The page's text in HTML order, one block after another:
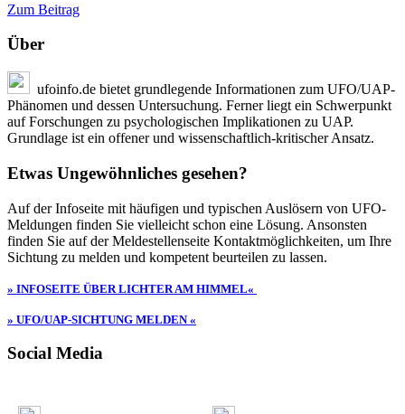
Zum Beitrag
Über
ufoinfo.de bietet grundlegende Informationen zum UFO/UAP-
Phänomen und dessen Untersuchung. Ferner liegt ein Schwerpunkt
auf Forschungen zu psychologischen Implikationen zu UAP.
Grundlage ist ein offener und wissenschaftlich-kritischer Ansatz.
Etwas Ungewöhnliches gesehen?
Auf der Infoseite mit häufigen und typischen Auslösern von UFO-
Meldungen finden Sie vielleicht schon eine Lösung. Ansonsten
finden Sie auf der Meldestellenseite Kontaktmöglichkeiten, um Ihre
Sichtung zu melden und kompetent beurteilen zu lassen.
» INFOSEITE ÜBER LICHTER AM HIMMEL«
» UFO/UAP-SICHTUNG MELDEN «
Social Media